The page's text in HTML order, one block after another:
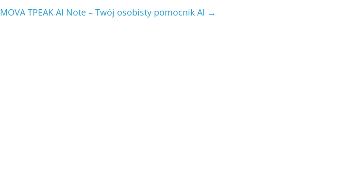
MOVA TPEAK AI Note – Twój osobisty pomocnik AI →